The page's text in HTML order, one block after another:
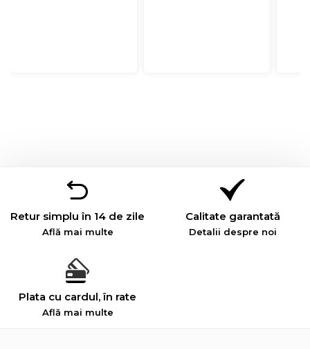
Retur simplu în 14 de zile
Află mai multe
Calitate garantată
Detalii despre noi
Plata cu cardul, în rate
Află mai multe